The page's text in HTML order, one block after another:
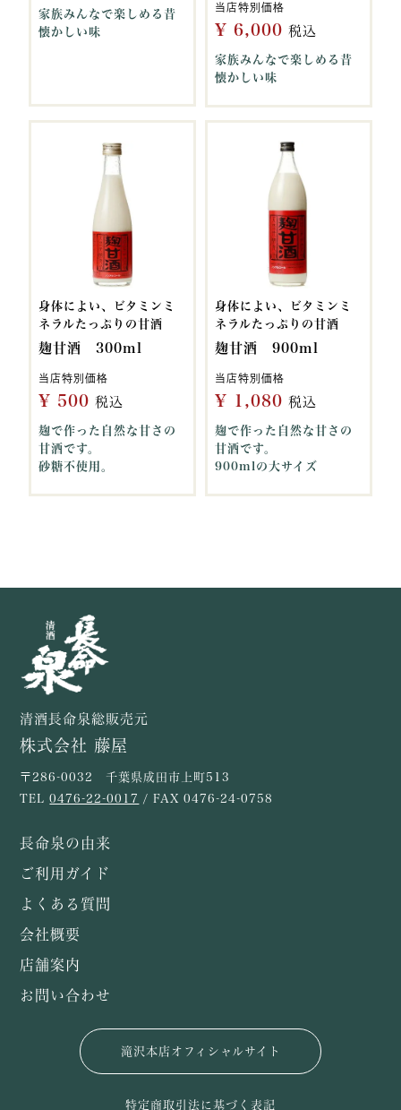
家族みんなで楽しめる昔
懐かしい味
当店特別価格
¥ 6,000 税込
家族みんなで楽しめる昔
懐かしい味
身体によい、ビタミンミ
ネラルたっぷりの甘酒
麹甘酒 300ml
当店特別価格
¥ 500 税込
麹で作った自然な甘さの
甘酒です。
砂糖不使用。
身体によい、ビタミンミ
ネラルたっぷりの甘酒
麹甘酒 900ml
当店特別価格
¥ 1,080 税込
麹で作った自然な甘さの
甘酒です。
900mlの大サイズ
清酒長命泉総販売元
株式会社 藤屋
〒286-0032 千葉県成田市上町513
TEL0476-22-0017 / FAX 0476-24-0758
長命泉の由来
ご利用ガイド
よくある質問
会社概要
店舗案内
お問い合わせ
滝沢本店オフィシャルサイト
特定商取引法に基づく表記